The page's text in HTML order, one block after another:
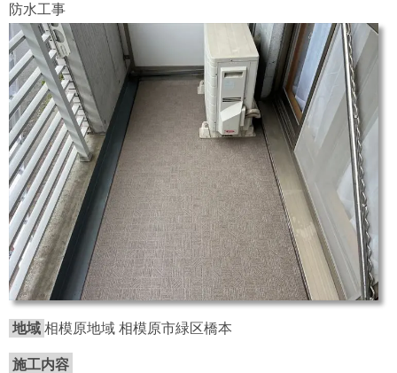
防水工事
地域 相模原地域 相模原市緑区橋本
施工内容